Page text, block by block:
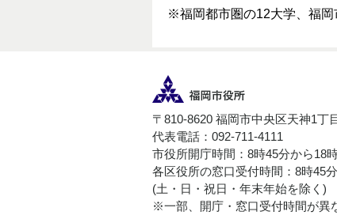
※福岡都市圏の12大学、福岡
〒810-8620 福岡市中央区天神1丁
代表電話：092-711-4111
市役所開庁時間：8時45分から18
各区役所の窓口受付時間：8時45
(土・日・祝日・年末年始を除く)
※一部、開庁・窓口受付時間が異